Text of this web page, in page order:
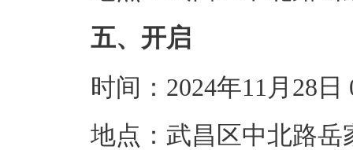
五、开启
时间：2024年11月28
地点：武昌区中北路岳